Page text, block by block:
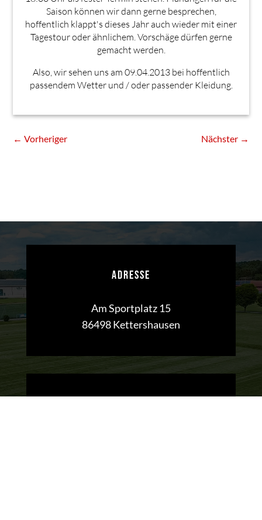
Saison können wir dann gerne besprechen,
hoffentlich klappt's dieses Jahr auch wieder mit einer
Tagestour oder ähnlichem. Vorschäge dürfen gerne
gemacht werden.
Also, wir sehen uns am 09.04.2013 bei hoffentlich
passendem Wetter und / oder passender Kleidung.
←Vorheriger Nächster→
ADRESSE
Am Sportplatz 15
86498 Kettershausen